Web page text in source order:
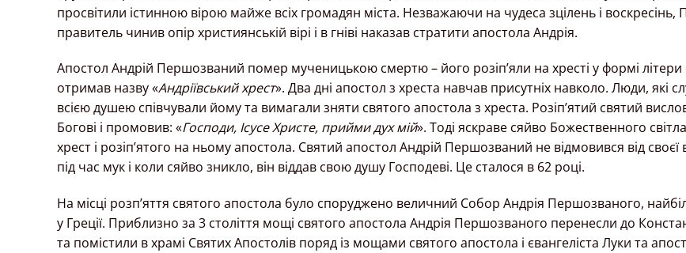
просвітили істинною вірою майже всіх громадян міста. Незважаючи на чудеса зцілень і воскресінь,
правитель чинив опір християнській вірі і в гніві наказав стратити апостола Андрія.
Апостол Андрій Першозваний помер мученицькою смертю – його розіп’яли на хресті у формі літери
отримав назву «Андріївський хрест». Два дні апостол з хреста навчав присутніх навколо. Люди, які
всією душею співчували йому та вимагали зняти святого апостола з хреста. Розіп’ятий святий
Богові і промовив: «Господи, Ісусе Христе, прийми дух мій». Тоді яскраве сяйво Божественного
хрест і розіп’ятого на ньому апостола. Святий апостол Андрій Першозваний не відмовився від своєї
під час мук і коли сяйво зникло, він віддав свою душу Господеві. Це сталося в 62 році.
На місці розп’яття святого апостола було споруджено величний Собор Андрія Першозваного,
у Греції. Приблизно за 3 століття мощі святого апостола Андрія Першозваного перенесли до
та помістили в храмі Святих Апостолів поряд із мощами святого апостола і євангеліста Луки та